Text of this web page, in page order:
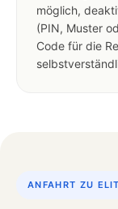
möglich,
(PIN, Muster
Code für die
ANFAHRT ZU